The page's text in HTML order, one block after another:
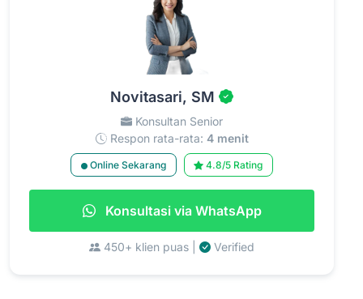
Novitasari, SM
Konsultan Senior
Respon rata-rata: 4 menit
Online Sekarang 4.8/5 Rating
Konsultasi via WhatsApp
450+ klien puas | Verified